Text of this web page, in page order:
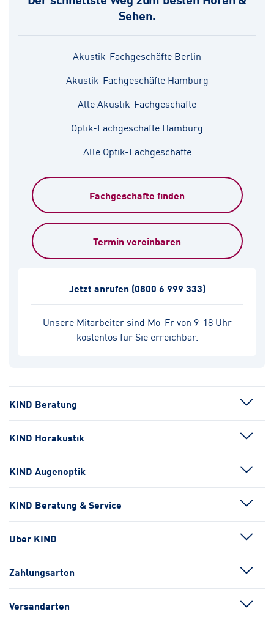
Sehen.
Akustik-Fachgeschäfte Berlin
Akustik-Fachgeschäfte Hamburg
Alle Akustik-Fachgeschäfte
Optik-Fachgeschäfte Hamburg
Alle Optik-Fachgeschäfte
Fachgeschäfte finden
Termin vereinbaren
Unsere Mitarbeiter sind Mo-Fr von 9-18 Uhr
kostenlos für Sie erreichbar.
Jetzt anrufen (0800 6 999 333)
KIND Beratung
KIND Hörakustik
KIND Augenoptik
KIND Beratung & Service
Über KIND
Zahlungsarten
Versandarten